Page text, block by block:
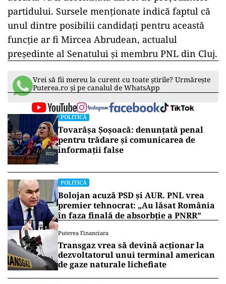
partidului. Sursele menționate indică faptul că
unul dintre posibilii candidați pentru această
funcție ar fi Mircea Abrudean, actualul
președinte al Senatului și membru PNL din Cluj.
Vrei să fii mereu la curent cu toate știrile? Urmărește
Puterea.ro și pe canalul de WhatsApp
POLITICĂ
Tovarășa Șoșoacă: denunțată penal
pentru trădare și comunicarea de
informații false
POLITICĂ
Bolojan acuză PSD și AUR. PNL vrea
premier tehnocrat: „Au lăsat România
în faza finală de absorbţie a PNRR”
Puterea Financiara
Transgaz vrea să devină acționar la
dezvoltatorul unui terminal american
de gaze naturale lichefiate